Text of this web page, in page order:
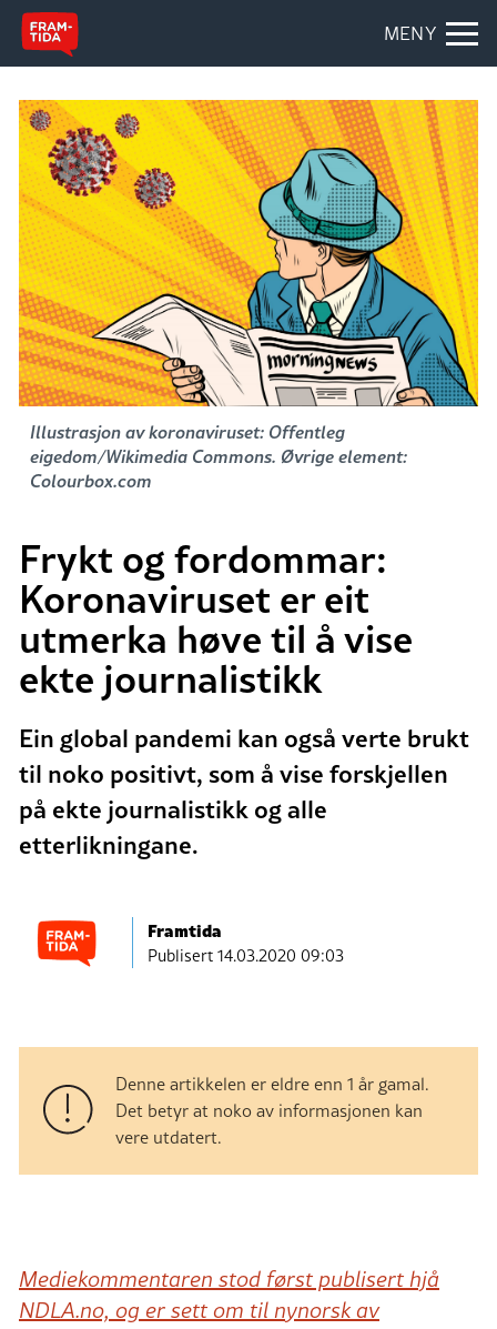
MENY
Illustrasjon av koronaviruset: Offentleg
eigedom/Wikimedia Commons. Øvrige element:
Colourbox.com
Frykt og fordommar:
Koronaviruset er eit
utmerka høve til å vise
ekte journalistikk
Ein global pandemi kan også verte brukt
til noko positivt, som å vise forskjellen
på ekte journalistikk og alle
etterlikningane.
Framtida
Publisert14.03.2020 09:03
Denne artikkelen er eldre enn 1 år gamal.
Det betyr at noko av informasjonen kan
vere utdatert.
Mediekommentaren stod først publisert hjå
NDLA.no, og er sett om til nynorsk av